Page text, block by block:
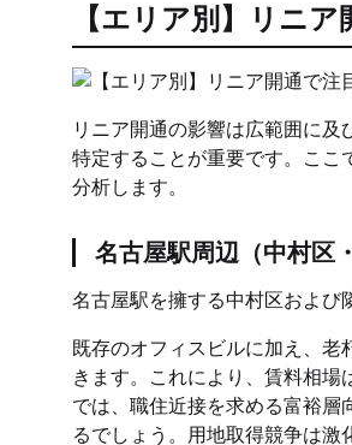
【エリア別】リニ
リニア開通の影響は広範囲に
特定することが重要です。ここ
分析します。
名古屋駅周辺（中村区
名古屋駅を擁する中村区および
既存のオフィスビルに加え、
きます。これにより、賃料相
では、職住近接を求める富裕層
るでしょう。用地取得競争は激